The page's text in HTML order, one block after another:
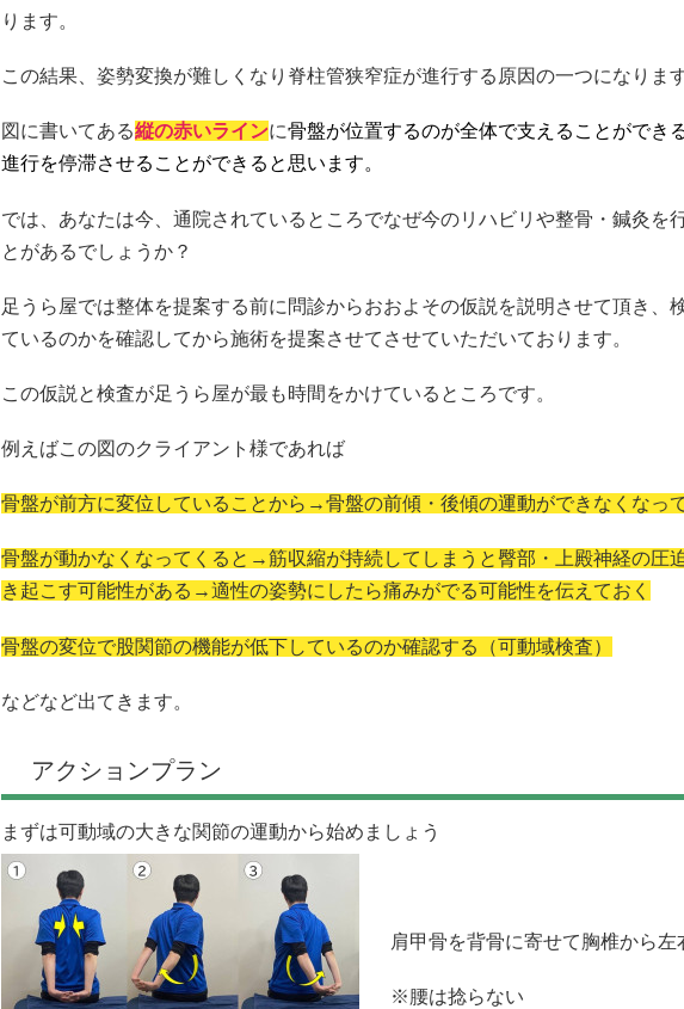
ります。
この結果、姿勢変換が難しくなり脊柱管狭窄症が進行する原因の一つになります
図に書いてある縦の赤いラインに骨盤が位置するのが全体で支えることができ
進行を停滞させることができると思います。
では、あなたは今、通院されているところでなぜ今のリハビリや整骨・鍼灸を
とがあるでしょうか？
足うら屋では整体を提案する前に問診からおおよその仮説を説明させて頂き、
ているのかを確認してから施術を提案させてさせていただいております。
この仮説と検査が足うら屋が最も時間をかけているところです。
例えばこの図のクライアント様であれば
骨盤が前方に変位していることから→骨盤の前傾・後傾の運動ができなくなっ
骨盤が動かなくなってくると→筋収縮が持続してしまうと臀部・上殿神経の圧
き起こす可能性がある→適性の姿勢にしたら痛みがでる可能性を伝えておく
骨盤の変位で股関節の機能が低下しているのか確認する（可動域検査）
などなど出てきます。
アクションプラン
まずは可動域の大きな関節の運動から始めましょう
肩甲骨を背骨に寄せて胸椎から左
※腰は捻らない